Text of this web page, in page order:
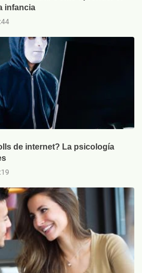
infancia
de internet? La psicología